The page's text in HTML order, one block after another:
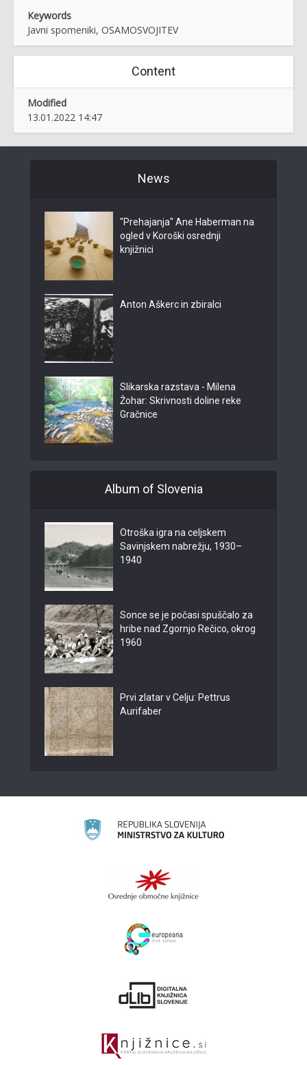
Keywords
Javni spomeniki, OSAMOSVOJITEV
Content
Modified
13.01.2022 14:47
News
"Prehajanja" Ane Haberman na
ogled v Koroški osrednji
knjižnici
Anton Aškerc in zbiralci
Slikarska razstava - Milena
Žohar: Skrivnosti doline reke
Gračnice
Album of Slovenia
Otroška igra na celjskem
Savinjskem nabrežju, 1930–
1940
Sonce se je počasi spuščalo za
hribe nad Zgornjo Rečico, okrog
1960
Prvi zlatar v Celju: Pettrus
Aurifaber